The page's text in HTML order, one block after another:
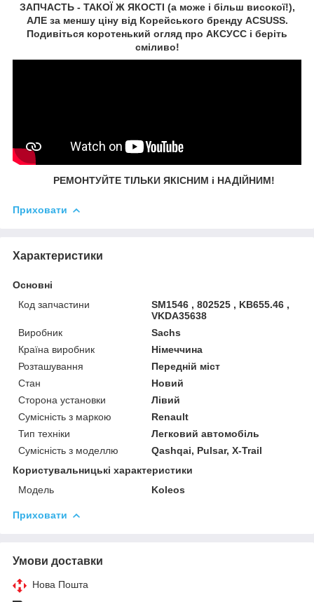
ЗАПЧАСТЬ - ТАКОЇ Ж ЯКОСТІ (а може і більш високої!),
АЛЕ за меншу ціну від Корейського бренду ACSUSS.
Подивіться коротенький огляд про АКСУСС і беріть
сміливо!
РЕМОНТУЙТЕ ТІЛЬКИ ЯКІСНИМ і НАДІЙНИМ!
Приховати
Характеристики
Основні
Код запчастини
SM1546 , 802525 , KB655.46 ,
VKDA35638
Виробник
Sachs
Країна виробник
Німеччина
Розташування
Передній міст
Стан
Новий
Сторона установки
Лівий
Сумісність з маркою
Renault
Тип техніки
Легковий автомобіль
Сумісність з моделлю
Qashqai, Pulsar, X-Trail
Користувальницькі характеристики
Мoдель
Koleos
Приховати
Умови доставки
Нова Пошта